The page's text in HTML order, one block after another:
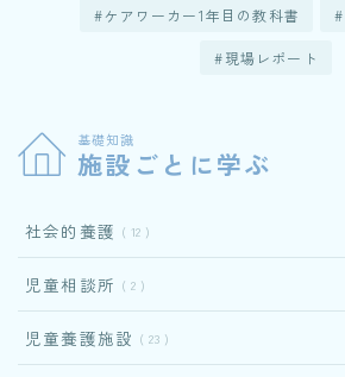
ケアワーカー1年目の教科書
現場レポート
基礎知識
施設ごとに学ぶ
社会的養護 12
児童相談所 2
児童養護施設 23